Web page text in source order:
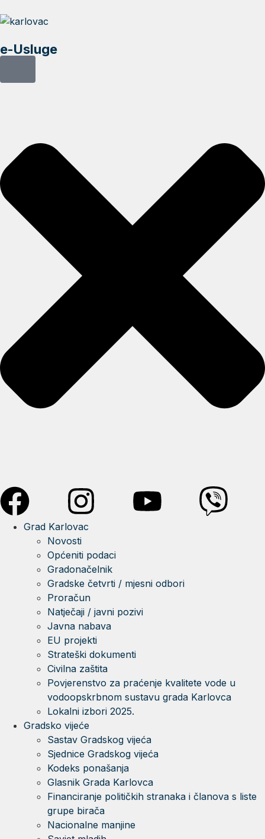
e-Usluge
Grad Karlovac
Novosti
Općeniti podaci
Gradonačelnik
Gradske četvrti / mjesni odbori
Proračun
Natječaji / javni pozivi
Javna nabava
EU projekti
Strateški dokumenti
Civilna zaštita
Povjerenstvo za praćenje kvalitete vode u
vodoopskrbnom sustavu grada Karlovca
Lokalni izbori 2025.
Gradsko vijeće
Sastav Gradskog vijeća
Sjednice Gradskog vijeća
Kodeks ponašanja
Glasnik Grada Karlovca
Financiranje političkih stranaka i članova s liste
grupe birača
Nacionalne manjine